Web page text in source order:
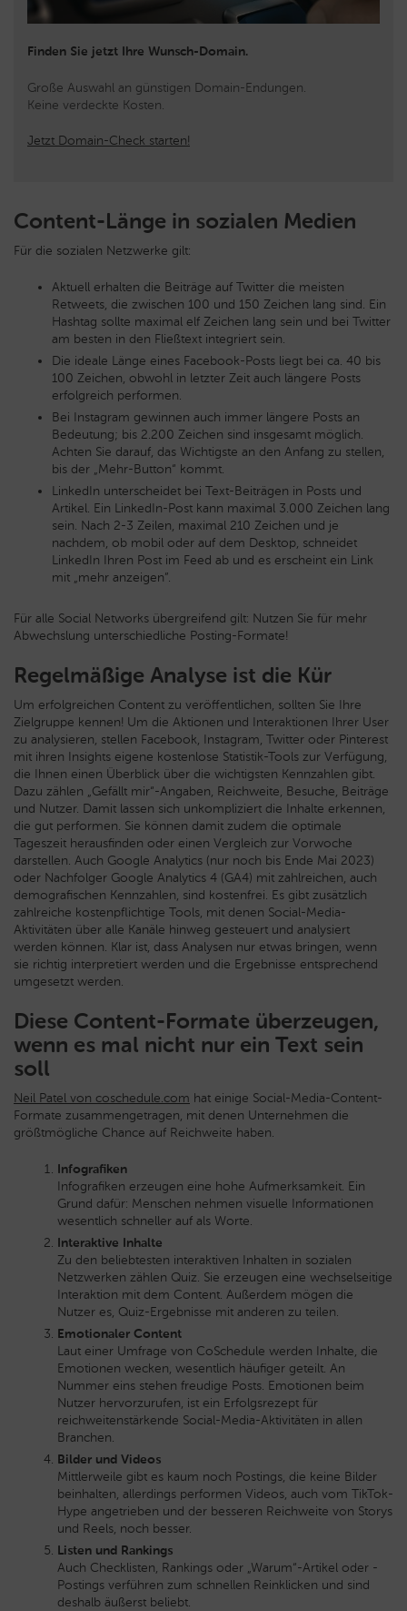
Finden Sie jetzt Ihre Wunsch-Domain.
Große Auswahl an günstigen Domain-Endungen.
Keine verdeckte Kosten.
Jetzt Domain-Check starten!
Content-Länge in sozialen Medien
Für die sozialen Netzwerke gilt:
Aktuell erhalten die Beiträge auf Twitter die meisten
Retweets, die zwischen 100 und 150 Zeichen lang sind. Ein
Hashtag sollte maximal elf Zeichen lang sein und bei Twitter
am besten in den Fließtext integriert sein.
Die ideale Länge eines Facebook-Posts liegt bei ca. 40 bis
100 Zeichen, obwohl in letzter Zeit auch längere Posts
erfolgreich performen.
Bei Instagram gewinnen auch immer längere Posts an
Bedeutung; bis 2.200 Zeichen sind insgesamt möglich.
Achten Sie darauf, das Wichtigste an den Anfang zu stellen,
bis der „Mehr-Button“ kommt.
LinkedIn unterscheidet bei Text-Beiträgen in Posts und
Artikel. Ein LinkedIn-Post kann maximal 3.000 Zeichen lang
sein. Nach 2-3 Zeilen, maximal 210 Zeichen und je
nachdem, ob mobil oder auf dem Desktop, schneidet
LinkedIn Ihren Post im Feed ab und es erscheint ein Link
mit „mehr anzeigen”.
Für alle Social Networks übergreifend gilt: Nutzen Sie für mehr
Abwechslung unterschiedliche Posting-Formate!
Regelmäßige Analyse ist die Kür
Um erfolgreichen Content zu veröffentlichen, sollten Sie Ihre
Zielgruppe kennen! Um die Aktionen und Interaktionen Ihrer User
zu analysieren, stellen Facebook, Instagram, Twitter oder Pinterest
mit ihren Insights eigene kostenlose Statistik-Tools zur Verfügung,
die Ihnen einen Überblick über die wichtigsten Kennzahlen gibt.
Dazu zählen „Gefällt mir“-Angaben, Reichweite, Besuche, Beiträge
und Nutzer. Damit lassen sich unkompliziert die Inhalte erkennen,
die gut performen. Sie können damit zudem die optimale
Tageszeit herausfinden oder einen Vergleich zur Vorwoche
darstellen. Auch Google Analytics (nur noch bis Ende Mai 2023)
oder Nachfolger Google Analytics 4 (GA4) mit zahlreichen, auch
demografischen Kennzahlen, sind kostenfrei. Es gibt zusätzlich
zahlreiche kostenpflichtige Tools, mit denen Social-Media-
Aktivitäten über alle Kanäle hinweg gesteuert und analysiert
werden können. Klar ist, dass Analysen nur etwas bringen, wenn
sie richtig interpretiert werden und die Ergebnisse entsprechend
umgesetzt werden.
Diese Content-Formate überzeugen,
wenn es mal nicht nur ein Text sein
soll
Neil Patel von coschedule.com hat einige Social-Media-Content-
Formate zusammengetragen, mit denen Unternehmen die
größtmögliche Chance auf Reichweite haben.
Infografiken
Infografiken erzeugen eine hohe Aufmerksamkeit. Ein
Grund dafür: Menschen nehmen visuelle Informationen
wesentlich schneller auf als Worte.
Interaktive Inhalte
Zu den beliebtesten interaktiven Inhalten in sozialen
Netzwerken zählen Quiz. Sie erzeugen eine wechselseitige
Interaktion mit dem Content. Außerdem mögen die
Nutzer es, Quiz-Ergebnisse mit anderen zu teilen.
Emotionaler Content
Laut einer Umfrage von CoSchedule werden Inhalte, die
Emotionen wecken, wesentlich häufiger geteilt. An
Nummer eins stehen freudige Posts. Emotionen beim
Nutzer hervorzurufen, ist ein Erfolgsrezept für
reichweitenstärkende Social-Media-Aktivitäten in allen
Branchen.
Bilder und Videos
Mittlerweile gibt es kaum noch Postings, die keine Bilder
beinhalten, allerdings performen Videos, auch vom TikTok-
Hype angetrieben und der besseren Reichweite von Storys
und Reels, noch besser.
Listen und Rankings
Auch Checklisten, Rankings oder „Warum“-Artikel oder -
Postings verführen zum schnellen Reinklicken und sind
deshalb äußerst beliebt.